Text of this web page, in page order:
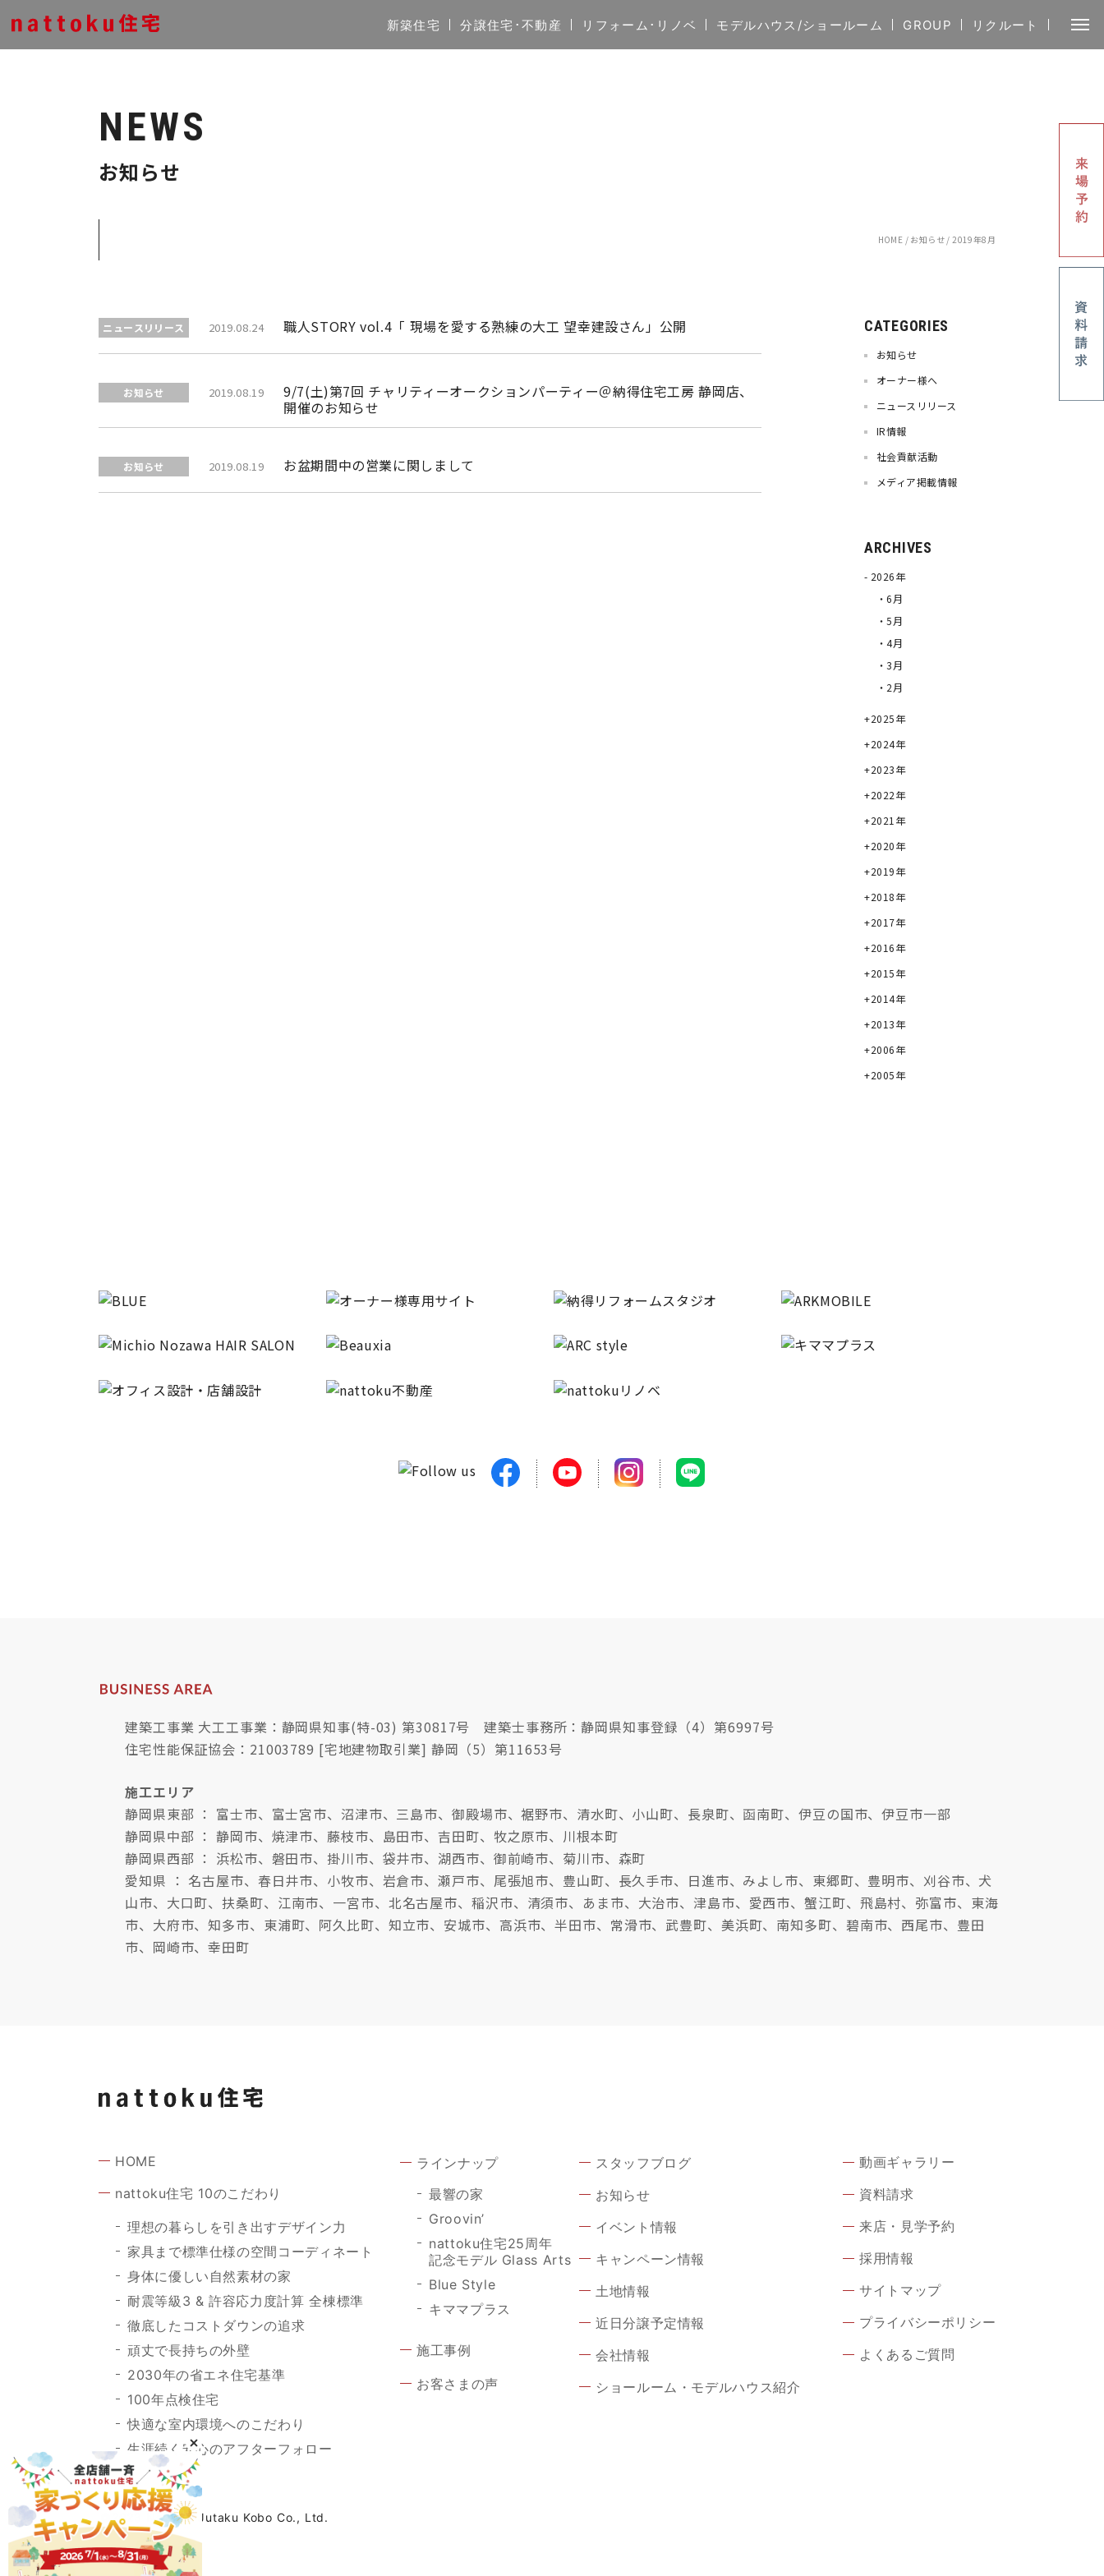
新築住宅 分譲住宅･不動産 リフォーム･リノベ モデルハウス/ショールーム GROUP リクルート
NEWS
お知らせ
HOME / お知らせ/2019年8月
ニュースリリース 2019.08.24 職人STORY vol.4「 現場を愛する熟練の大工 望幸建設さん」公開
お知らせ 2019.08.19
9/7(土)第7回 チャリティーオークションパーティー＠納得住宅工房 静岡店、
開催のお知らせ
お知らせ 2019.08.19 お盆期間中の営業に関しまして
CATEGORIES
お知らせ
オーナー様へ
ニュースリリース
IR情報
社会貢献活動
メディア掲載情報
ARCHIVES
2026年
・6月
・5月
・4月
・3月
・2月
2025年
2024年
2023年
2022年
2021年
2020年
2019年
2018年
2017年
2016年
2015年
2014年
2013年
2006年
2005年
建築工事業 大工工事業：静岡県知事(特-03) 第30817号 建築士事務所：静岡県知事登録（4）第6997号
住宅性能保証協会：21003789 [宅地建物取引業] 静岡（5）第11653号
施工エリア
静岡県東部 ： 富士市、富士宮市、沼津市、三島市、御殿場市、裾野市、清水町、小山町、長泉町、函南町、伊豆の国市、伊豆市一部
静岡県中部 ： 静岡市、焼津市、藤枝市、島田市、吉田町、牧之原市、川根本町
静岡県西部 ： 浜松市、磐田市、掛川市、袋井市、湖西市、御前崎市、菊川市、森町
愛知県 ： 名古屋市、春日井市、小牧市、岩倉市、瀬戸市、尾張旭市、豊山町、長久手市、日進市、みよし市、東郷町、豊明市、刈谷市、犬
山市、大口町、扶桑町、江南市、一宮市、北名古屋市、稲沢市、清須市、あま市、大治市、津島市、愛西市、蟹江町、飛島村、弥富市、東海
市、大府市、知多市、東浦町、阿久比町、知立市、安城市、高浜市、半田市、常滑市、武豊町、美浜町、南知多町、碧南市、西尾市、豊田
市、岡崎市、幸田町
HOME
nattoku住宅 10のこだわり
理想の暮らしを引き出すデザイン力
家具まで標準仕様の空間コーディネート
身体に優しい自然素材の家
耐震等級3 & 許容応力度計算 全棟標準
徹底したコストダウンの追求
頑丈で長持ちの外壁
2030年の省エネ住宅基準
100年点検住宅
快適な室内環境へのこだわり
生涯続く安心のアフターフォロー
ラインナップ
最響の家
Groovin’
nattoku住宅25周年
記念モデル Glass Arts
Blue Style
キママプラス
施工事例
お客さまの声
スタッフブログ
お知らせ
イベント情報
キャンペーン情報
土地情報
近日分譲予定情報
会社情報
ショールーム・モデルハウス紹介
動画ギャラリー
資料請求
来店・見学予約
採用情報
サイトマップ
プライバシーポリシー
よくあるご質問
©2023 Nattoku Jutaku Kobo Co., Ltd.